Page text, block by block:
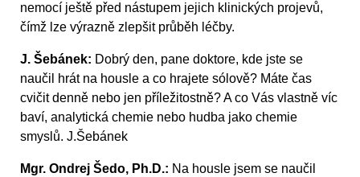
nemocí ještě před nástupem jejich klinických projevů,
čímž lze výrazně zlepšit průběh léčby.
J. Šebánek: Dobrý den, pane doktore, kde jste se
naučil hrát na housle a co hrajete sólově? Máte čas
cvičit denně nebo jen příležitostně? A co Vás vlastně víc
baví, analytická chemie nebo hudba jako chemie
smyslů. J.Šebánek
Mgr. Ondrej Šedo, Ph.D.: Na housle jsem se naučil